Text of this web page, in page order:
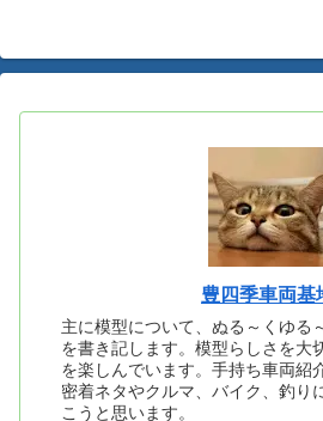
豊四季車両基
主に模型について、ぬる～くゆる
を書き記します。模型らしさを大
を楽しんでいます。手持ち車両紹
密着ネタやクルマ、バイク、釣り
こうと思います。